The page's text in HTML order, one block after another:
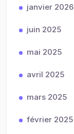
janvier 2026
juin 2025
mai 2025
avril 2025
mars 2025
février 2025